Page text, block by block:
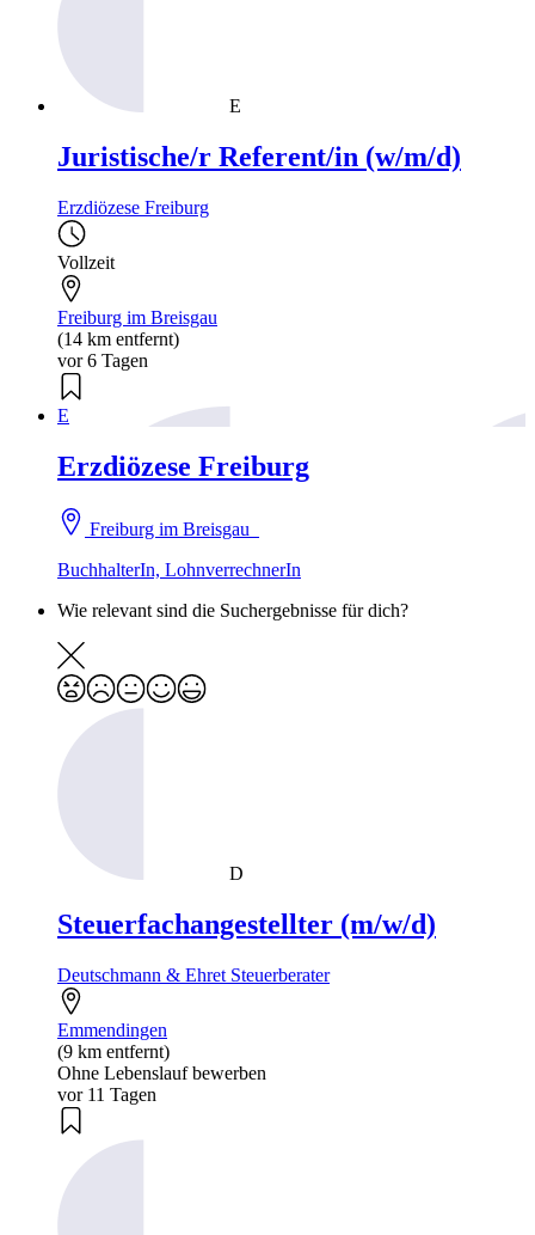
E
Juristische/r Referent/in (w/m/d)
Erzdiözese Freiburg
Vollzeit
Freiburg im Breisgau
(14 km entfernt)
vor 6 Tagen
E
Erzdiözese Freiburg
Freiburg im Breisgau
BuchhalterIn, LohnverrechnerIn
Wie relevant sind die Suchergebnisse für dich?
D
Steuerfachangestellter (m/w/d)
Deutschmann & Ehret Steuerberater
Emmendingen
(9 km entfernt)
Ohne Lebenslauf bewerben
vor 11 Tagen